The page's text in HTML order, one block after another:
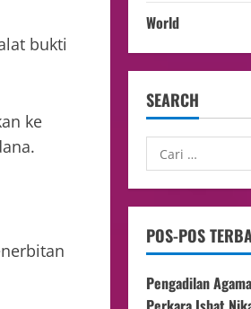
bukti
ke
World
SEARCH
POS-POS
Pengadilan